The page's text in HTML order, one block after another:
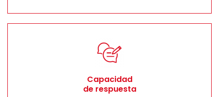
Capacidad
de respuesta